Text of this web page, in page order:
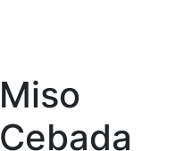
Miso
Cebada